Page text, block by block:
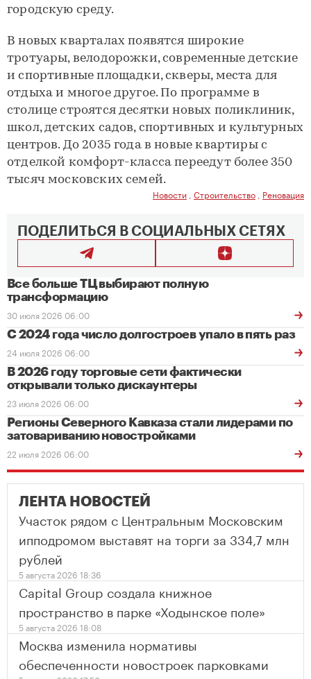
городскую среду.
В новых кварталах появятся широкие
тротуары, велодорожки, современные детские
и спортивные площадки, скверы, места для
отдыха и многое другое. По программе в
столице строятся десятки новых поликлиник,
школ, детских садов, спортивных и культурных
центров. До 2035 года в новые квартиры с
отделкой комфорт-класса переедут более 350
тысяч московских семей.
Новости Строительство Реновация
ПОДЕЛИТЬСЯ В СОЦИАЛЬНЫХ СЕТЯХ
Все больше ТЦ выбирают полную
трансформацию
30 июля 2026 06:00
С 2024 года число долгостроев упало в пять раз
24 июля 2026 06:00
В 2026 году торговые сети фактически
открывали только дискаунтеры
23 июля 2026 06:00
Регионы Северного Кавказа стали лидерами по
затовариванию новостройками
22 июля 2026 06:00
ЛЕНТА НОВОСТЕЙ
Участок рядом с Центральным Московским
ипподромом выставят на торги за 334,7 млн
рублей
5 августа 2026 18:36
Capital Group создала книжное
пространство в парке «Ходынское поле»
5 августа 2026 18:08
Москва изменила нормативы
обеспеченности новостроек парковками